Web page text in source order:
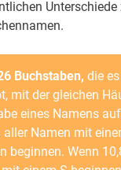
Unterschiede
Buchstaben, die
mit der gleichen
eines Namens
aller Namen mit
beginnen. Wenn